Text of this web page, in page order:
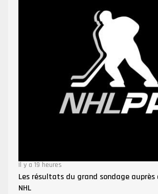
Il y a 19 heures
Les résultats du grand sondage auprès
NHL